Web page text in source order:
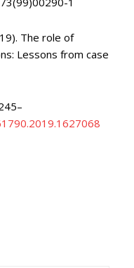
The role of
Lessons from case